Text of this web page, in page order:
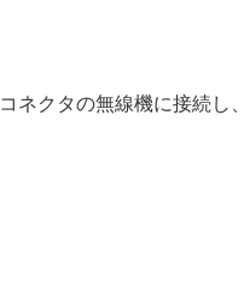
コネクタの無線機に接続し、